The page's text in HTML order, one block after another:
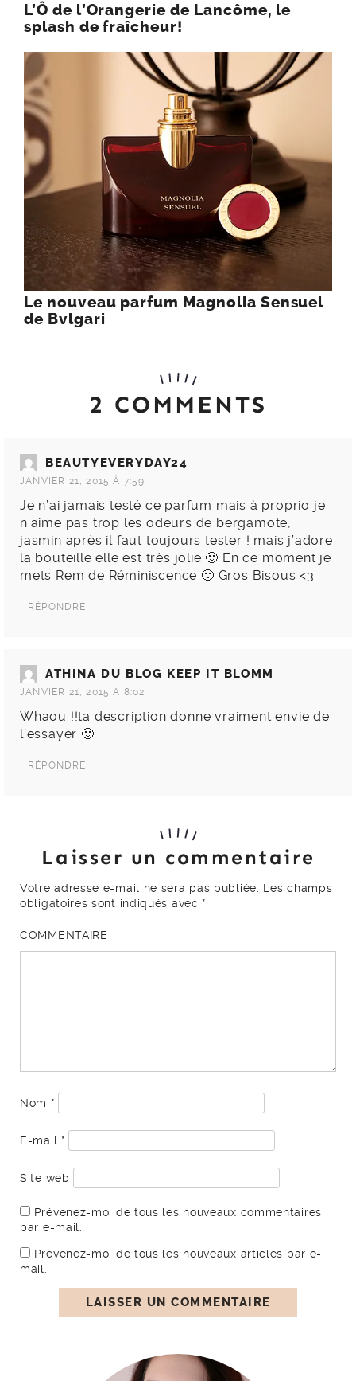
L’Ô de l’Orangerie de Lancôme, le
splash de fraîcheur!
Le nouveau parfum Magnolia Sensuel
de Bvlgari
2 COMMENTS
BEAUTYEVERYDAY24
JANVIER 21, 2015 À 7:59
Je n’ai jamais testé ce parfum mais à proprio je
n’aime pas trop les odeurs de bergamote,
jasmin après il faut toujours tester ! mais j’adore
la bouteille elle est très jolie 🙂 En ce moment je
mets Rem de Réminiscence 🙂 Gros Bisous <3
RÉPONDRE
ATHINA DU BLOG KEEP IT BLOMM
JANVIER 21, 2015 À 8:02
Whaou !!ta description donne vraiment envie de
l’essayer 🙂
RÉPONDRE
Laisser un commentaire
Votre adresse e-mail ne sera pas publiée.
Les champs
obligatoires sont indiqués avec *
COMMENTAIRE
Nom *
E-mail *
Site web
Prévenez-moi de tous les nouveaux commentaires
par e-mail.
Prévenez-moi de tous les nouveaux articles par e-
mail.